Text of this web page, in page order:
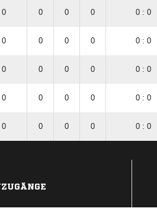
0 0 0 0 0 : 0
0 0 0 0 0 : 0
0 0 0 0 0 : 0
0 0 0 0 0 : 0
0 0 0 0 0 : 0